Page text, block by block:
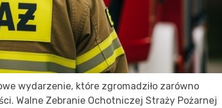
wydarzenie, które zgromadziło zarówno
Walne Zebranie Ochotniczej Straży Pożarnej